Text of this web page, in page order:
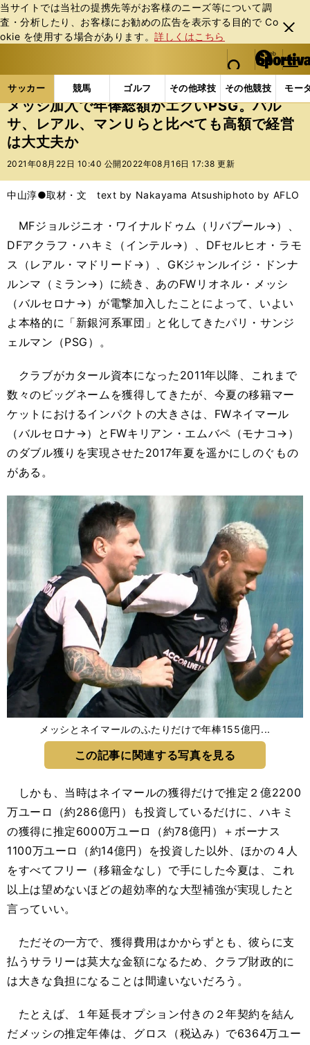
当サイトでは当社の提携先等がお客様のニーズ等について調
査・分析したり、お客様にお勧めの広告を表⽰する⽬的で Co
okie を使⽤する場合があります。詳しくはこちら
閉じ
る
web Sportiva (webスポルティーバ)
検索
マイペ
ー
ジ
メニュ
サッカー 競馬 ゴルフ その他球技 その他競技 モー
ス
ポ
ル
テ
ー
バ
サッカーの記事一覧 海外サッカー 海外サッカー
メッシ加入で年俸総額がエグいPSG。バル
サ、レアル、マンＵらと比べても高額で経営
は大丈夫か
2021年08月22日 10:40 公開 2022年08月16日 17:38 更新
中山淳●取材・文 text by Nakayama Atsushiphoto by AFLO
MFジョルジニオ・ワイナルドゥム（リバプール→）、
DFアクラフ・ハキミ（インテル→）、DFセルヒオ・ラモ
ス（レアル・マドリード→）、GKジャンルイジ・ドンナ
ルンマ（ミラン→）に続き、あのFWリオネル・メッシ
（バルセロナ→）が電撃加入したことによって、いよい
よ本格的に「新銀河系軍団」と化してきたパリ・サンジ
ェルマン（PSG）。
クラブがカタール資本になった2011年以降、これまで
数々のビッグネームを獲得してきたが、今夏の移籍マー
ケットにおけるインパクトの大きさは、FWネイマール
（バルセロナ→）とFWキリアン・エムバペ（モナコ→）
のダブル獲りを実現させた2017年夏を遥かにしのぐもの
がある。
メッシとネイマールのふたりだけで年棒155億円...
この記事に関連する写真を見る
しかも、当時はネイマールの獲得だけで推定２億2200
万ユーロ（約286億円）も投資しているだけに、ハキミ
の獲得に推定6000万ユーロ（約78億円）＋ボーナス
1100万ユーロ（約14億円）を投資した以外、ほかの４人
をすべてフリー（移籍金なし）で手にした今夏は、これ
以上は望めないほどの超効率的な大型補強が実現したと
言っていい。
ただその一方で、獲得費用はかからずとも、彼らに支
払うサラリーは莫大な金額になるため、クラブ財政的に
は大きな負担になることは間違いないだろう。
たとえば、１年延長オプション付きの２年契約を結ん
だメッシの推定年俸は、グロス（税込み）で6364万ユー